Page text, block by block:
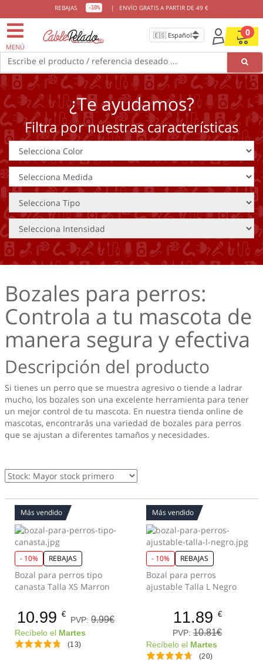
REBAJAS -10% | ENVÍO GRATIS A PARTIR DE 49 €
MENÚ
0
Escribe el producto / referencia deseado ...
¿Te ayudamos?
Filtra por nuestras características
Bozales para perros:
Controla a tu mascota de
manera segura y efectiva
Descripción del producto
Si tienes un perro que se muestra agresivo o tiende a ladrar
mucho, los bozales son una excelente herramienta para tener
un mejor control de tu mascota. En nuestra tienda online de
mascotas, encontrarás una variedad de bozales para perros
que se ajustan a diferentes tamaños y necesidades.
Más vendido
- 10% REBAJAS
Bozal para perros tipo
canasta Talla XS Marron
10.99 €
PVP: 9.99€
Recíbelo el Martes
(13)
Más vendido
- 10% REBAJAS
Bozal para perros
ajustable Talla L Negro
11.89 €
PVP: 10.81€
Recíbelo el Martes
(20)